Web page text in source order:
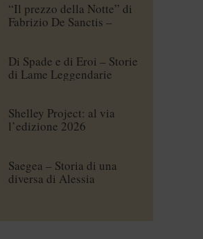
“Il prezzo della Notte” di
Fabrizio De Sanctis –
Di Spade e di Eroi – Storie
di Lame Leggendarie
Shelley Project: al via
l’edizione 2026
Saegea – Storia di una
diversa di Alessia